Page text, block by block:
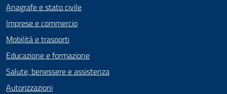
Anagrafe e stato civile
Imprese e commercio
Mobilità e trasporti
Educazione e formazione
Salute, benessere e assistenza
Autorizzazioni